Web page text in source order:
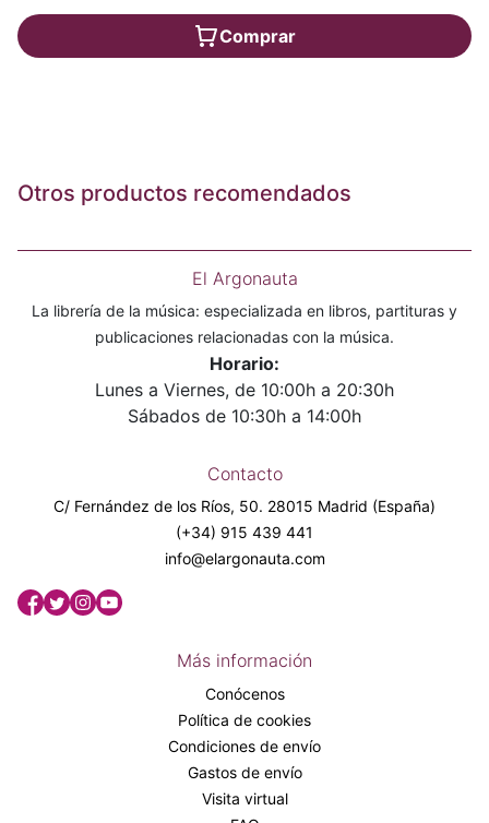
Comprar
Otros productos recomendados
El Argonauta
La librería de la música: especializada en libros, partituras y
publicaciones relacionadas con la música.
Horario:
Lunes a Viernes, de 10:00h a 20:30h
Sábados de 10:30h a 14:00h
Contacto
C/ Fernández de los Ríos, 50. 28015 Madrid (España)
(+34) 915 439 441
info@elargonauta.com
Más información
Conócenos
Política de cookies
Condiciones de envío
Gastos de envío
Visita virtual